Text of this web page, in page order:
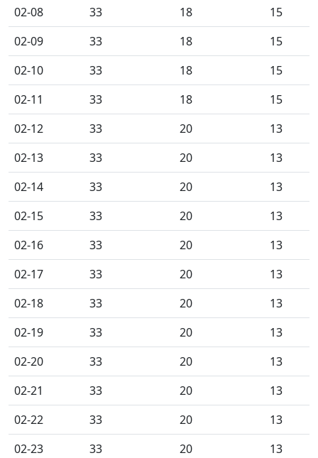
02-08
33 18
15
02-09
33 18
15
02-10
33 18
15
02-11
33 18
15
02-12
33 20
13
02-13
33 20
13
02-14
33 20
13
02-15
33 20
13
02-16
33 20
13
02-17
33 20
13
02-18
33 20
13
02-19
33 20
13
02-20
33 20
13
02-21
33 20
13
02-22
33 20
13
02-23
33 20
13